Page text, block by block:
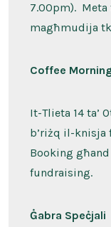
7.00pm).
magħmudija
Coffee
It-Tlieta 14 ta’
b’riżq il-knisja
Booking
fundraising.
Ġabra Speċjali